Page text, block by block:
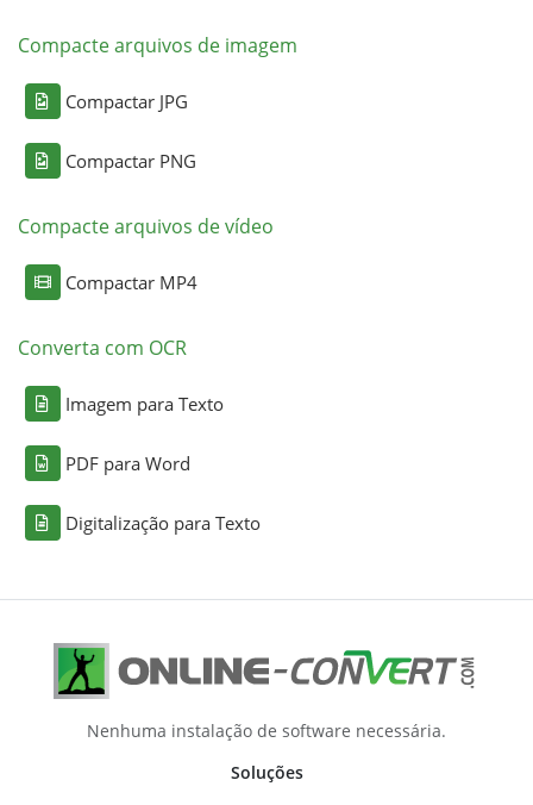
Compacte arquivos de imagem
Compactar JPG
Compactar PNG
Compacte arquivos de vídeo
Compactar MP4
Converta com OCR
Imagem para Texto
PDF para Word
Digitalização para Texto
Nenhuma instalação de software necessária.
Soluções